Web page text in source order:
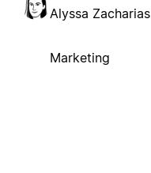
Alyssa Zacharias
Marketing